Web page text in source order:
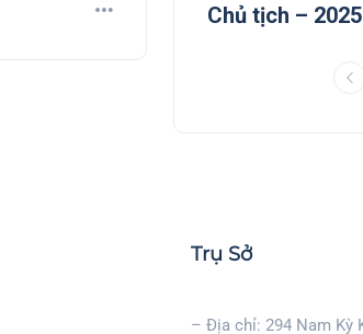
Chủ tịch –
Trụ Sở
– Địa chỉ: 294 Nam Kỳ